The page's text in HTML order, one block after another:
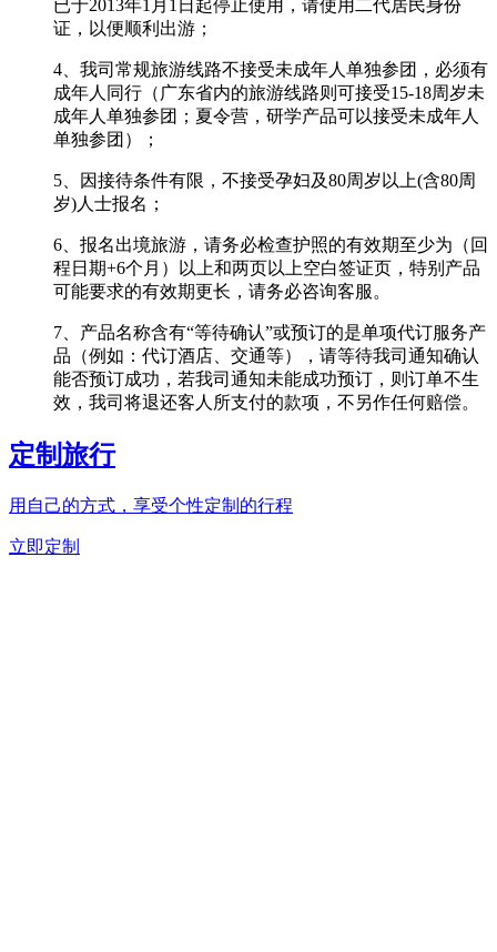
已于2013年1月1日起停止使用，请使用二代居民身份
证，以便顺利出游；
4、我司常规旅游线路不接受未成年人单独参团，必须有
成年人同行（广东省内的旅游线路则可接受15-18周岁未
成年人单独参团；夏令营，研学产品可以接受未成年人
单独参团）；
5、因接待条件有限，不接受孕妇及80周岁以上(含80周
岁)人士报名；
6、报名出境旅游，请务必检查护照的有效期至少为（回
程日期+6个月）以上和两页以上空白签证页，特别产品
可能要求的有效期更长，请务必咨询客服。
7、产品名称含有“等待确认”或预订的是单项代订服务产
品（例如：代订酒店、交通等），请等待我司通知确认
能否预订成功，若我司通知未能成功预订，则订单不生
效，我司将退还客人所支付的款项，不另作任何赔偿。
定制旅行
用自己的方式，享受个性定制的行程
立即定制